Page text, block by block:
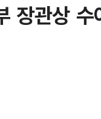
장관상 수